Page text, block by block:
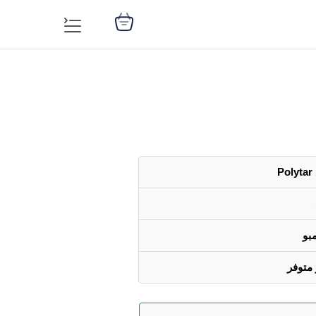
Polytar
متوفر